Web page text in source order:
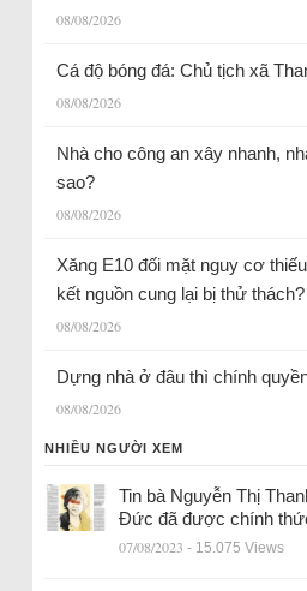
08/08/2026
Cá độ bóng đá: Chủ tịch xã
08/08/2026
Nhà cho công an xây nhanh,
sao?
08/08/2026
Xăng E10 đối mặt nguy cơ
kết nguồn cung lại bị thử thách?
08/08/2026
Dựng nhà ở đâu thì chính
08/08/2026
NHIỀU NGƯỜI XEM
Tin bà Nguyễn Thị
Đức đã được chính
07/08/2023 - 15.075 Views